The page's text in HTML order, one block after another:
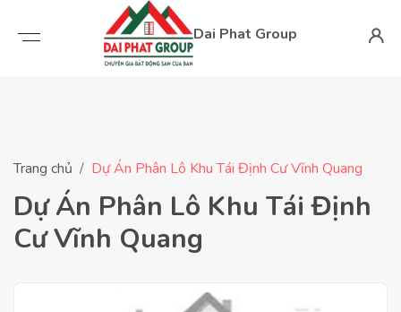
Dai Phat Group
Trang chủ Dự Án Phân Lô Khu Tái Định Cư Vĩnh Quang
Dự Án Phân Lô Khu Tái Định
Cư Vĩnh Quang